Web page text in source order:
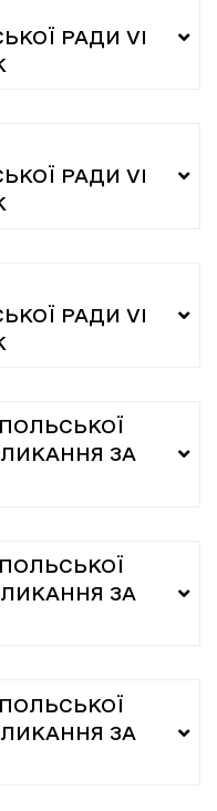
РАДИ VI
РАДИ VI
РАДИ VI
ЗА
ЗА
ЗА